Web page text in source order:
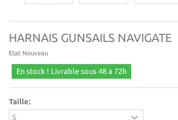
HARNAIS GUNSAILS NAVIGATE
Etat Nouveau
En stock ! Livrable sous 48 à 72h
Taille: